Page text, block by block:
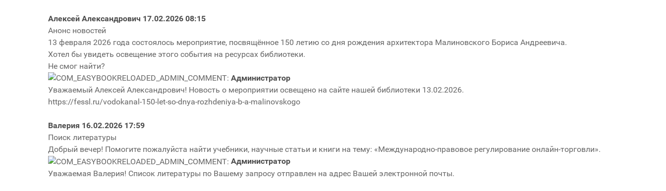
Алексей Александрович 17.02.2026 08:15
Анонс новостей
13 февраля 2026 года состоялось мероприятие, посвящённое 150 летию со дня рождения архитектора Малиновского Бориса Андреевича.
Хотел бы увидеть освещение этого события на ресурсах библиотеки.
Не смог найти?
Администратор
Уважаемый Алексей Александрович! Новость о мероприятии освещено на сайте нашей библиотеки 13.02.2026.
https://fessl.ru/vodokanal-150-let-so-dnya-rozhdeniya-b-a-malinovskogo
Валерия 16.02.2026 17:59
Поиск литературы
Добрый вечер! Помогите пожалуйста найти учебники, научные статьи и книги на тему: «Международно-правовое регулирование онлайн-торговли».
Администратор
Уважаемая Валерия! Список литературы по Вашему запросу отправлен на адрес Вашей электронной почты.